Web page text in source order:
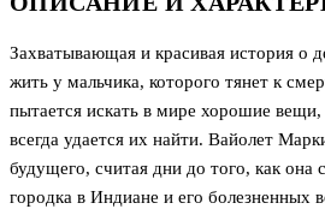
Захватывающая и красивая история о
жить у мальчика, которого тянет к
пытается искать в мире хорошие
всегда удается их найти. Вайолет
будущего, считая дни до того, как она
городка в Индиане и его болезненных